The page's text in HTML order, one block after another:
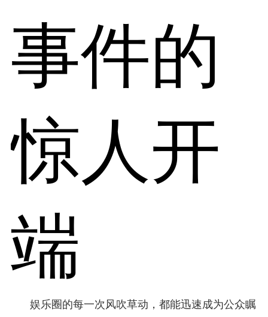
事件的
惊人开
端
娱乐圈的每一次风吹草动，都能迅速成为公众瞩